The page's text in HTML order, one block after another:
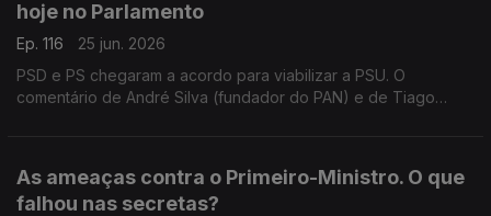
hoje no Parlamento
Ep. 116
25 jun. 2026
PSD e PS chegaram a acordo para viabilizar a PSU. O
comentário de André Silva (fundador do PAN) e de Tiago
As ameaças contra o Primeiro-Ministro. O que
falhou nas secretas?